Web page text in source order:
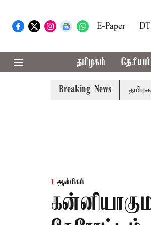
E-Paper
தமிழகம் தேசியம்
Breaking News
காவிரி விவகாரம்:
ஆன்மிகம்